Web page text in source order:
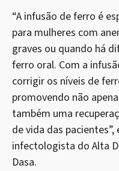
“A infusão de ferro é
para mulheres com
graves ou quando há
ferro oral. Com a
corrigir os níveis de
promovendo não
também uma
de vida das
infectologista do Alta
Dasa.